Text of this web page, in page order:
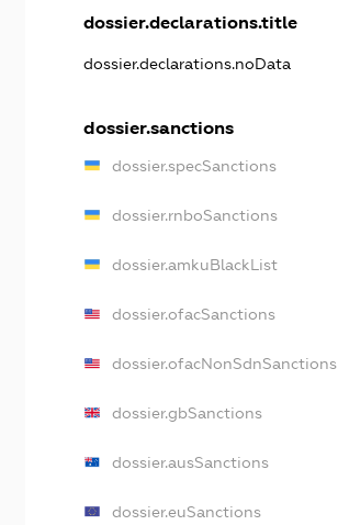
dossier.declarations.title
dossier.declarations.noData
dossier.sanctions
dossier.specSanctions
dossier.rnboSanctions
dossier.amkuBlackList
dossier.ofacSanctions
dossier.ofacNonSdnSanctions
dossier.gbSanctions
dossier.ausSanctions
dossier.euSanctions